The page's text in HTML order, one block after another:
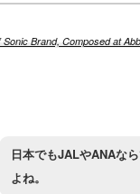
Brand, Composed at
日本でもJALやANAな
よね。